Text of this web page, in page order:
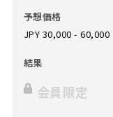
予想価格
JPY 30,000 - 60,000
結果
会員限定